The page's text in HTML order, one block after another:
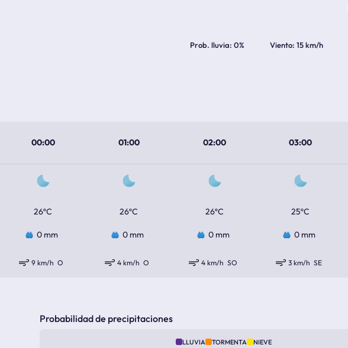
Prob. lluvia 0% Viento 15 km/h
00:00 01:00 02:00 03:00
26ºC 26ºC 26ºC 25ºC
0 mm 0 mm 0 mm 0 mm
9 km/h O 4 km/h O 4 km/h SO 3 km/h SE
Probabilidad de precipitaciones
LLUVIA TORMENTA NIEVE